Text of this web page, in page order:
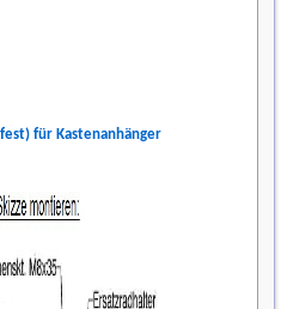
für Kastenanhänger